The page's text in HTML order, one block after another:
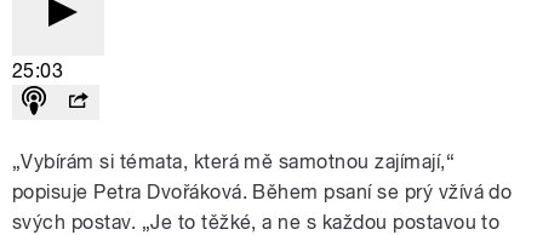
25:03
„Vybírám si témata, která mě samotnou zajímají,“
popisuje Petra Dvořáková. Během psaní se prý vžívá do
svých postav. „Je to těžké, a ne s každou postavou to